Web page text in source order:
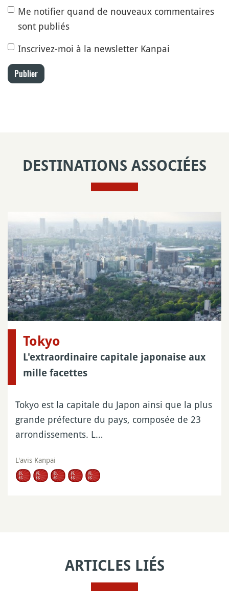
Me notifier quand de nouveaux commentaires
sont publiés
Inscrivez-moi à la newsletter Kanpai
Publier
DESTINATIONS ASSOCIÉES
Tokyo
L'extraordinaire capitale japonaise aux
mille facettes
Tokyo est la capitale du Japon ainsi que la plus
grande préfecture du pays, composée de 23
arrondissements. L…
L'avis Kanpai
ARTICLES LIÉS